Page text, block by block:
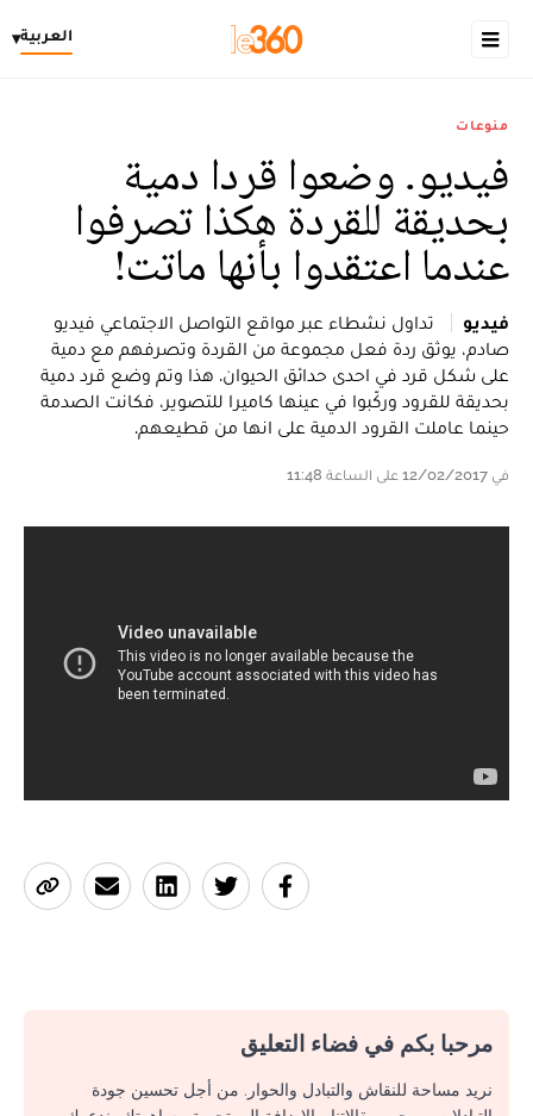
العربية▾
منوعات
فيديو. وضعوا قردا دمية
بحديقة للقردة هكذا تصرفوا
عندما اعتقدوا بأنها ماتت!
فيديو
تداول نشطاء عبر مواقع التواصل الاجتماعي فيديو
صادم، يوثق ردة فعل مجموعة من القردة وتصرفهم مع دمية
على شكل قرد في احدى حدائق الحيوان. هذا وتم وضع قرد دمية
بحديقة للقرود وركّبوا في عينها كاميرا للتصوير، فكانت الصدمة
حينما عاملت القرود الدمية على انها من قطيعهم.
في 12/02/2017 على الساعة 11:48
مرحبا بكم في فضاء التعليق
نريد مساحة للنقاش والتبادل والحوار. من أجل تحسين جودة